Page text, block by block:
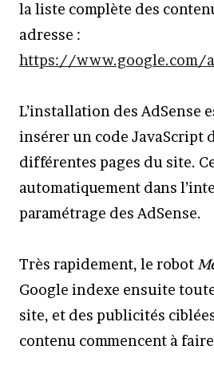
la liste complète des
adresse :
https://www.google.com/
L’installation des AdSense
insérer un code JavaScript
différentes pages du site.
automatiquement dans
paramétrage des AdSense.
Très rapidement, le robot
Google indexe ensuite
site, et des publicités
contenu commencent à